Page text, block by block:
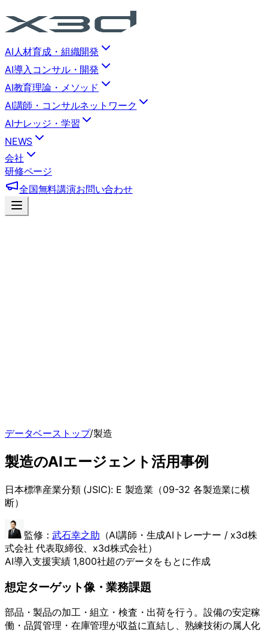
AI人材育成・組織開発
AI導入コンサル・開発
AI教育理論・メソッド
AI講師・コンサルネットワーク
AIナレッジ・学習
NEWS
会社
研修ページ
全国無料講演お問い合わせ
データベーストップ/製造
製造のAIエージェント活用事例
日本標準産業分類 (JSIC): E 製造業（09-32 各製造業に横
断）
監修：武石幸之助 （AI講師・生成AIトレーナー / x3d株
式会社 代表取締役 、x3d株式会社）
AI導入支援実績 1,800社超のデータをもとに作成
想定ターゲット像・業務課題
部品・製品の加工・組立・検査・出荷を行う。設備の安定稼
働・品質管理・在庫管理が収益に直結し、熟練技術の属人化